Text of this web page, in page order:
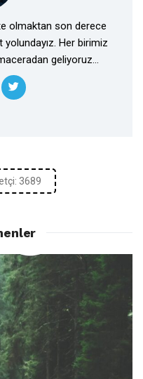
olmaktan son derece
Her birimiz
geliyoruz...
3689